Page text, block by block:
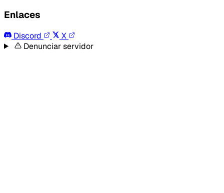
Enlaces
Discord
X
Denunciar servidor